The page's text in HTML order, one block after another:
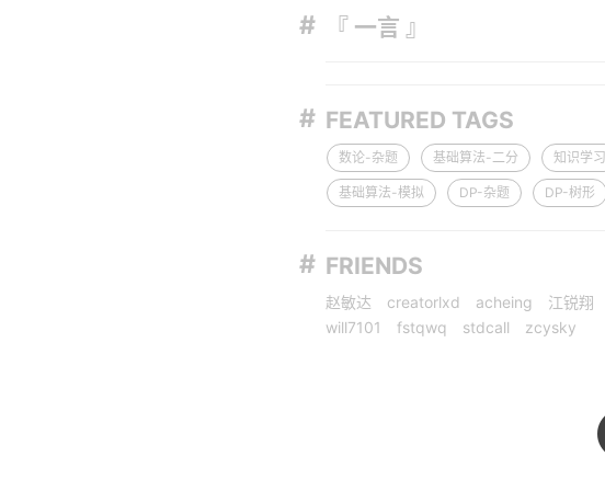
『 一言 』
FEATURED TAGS
数论-杂题 基础算法-二分 知识学习
基础算法-模拟 DP-杂题 DP-树形
FRIENDS
赵敏达 creatorlxd acheing 江锐翔
will7101
fstqwq stdcall zcysky